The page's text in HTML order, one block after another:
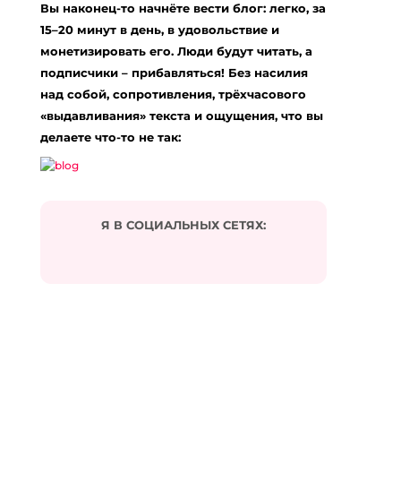
Вы наконец-то начнёте вести блог: легко, за
15–20 минут в день, в удовольствие и
монетизировать его. Люди будут читать, а
подписчики – прибавляться! Без насилия
над собой, сопротивления, трёхчасового
«выдавливания» текста и ощущения, что вы
делаете что-то не так:
Я В СОЦИАЛЬНЫХ СЕТЯХ: